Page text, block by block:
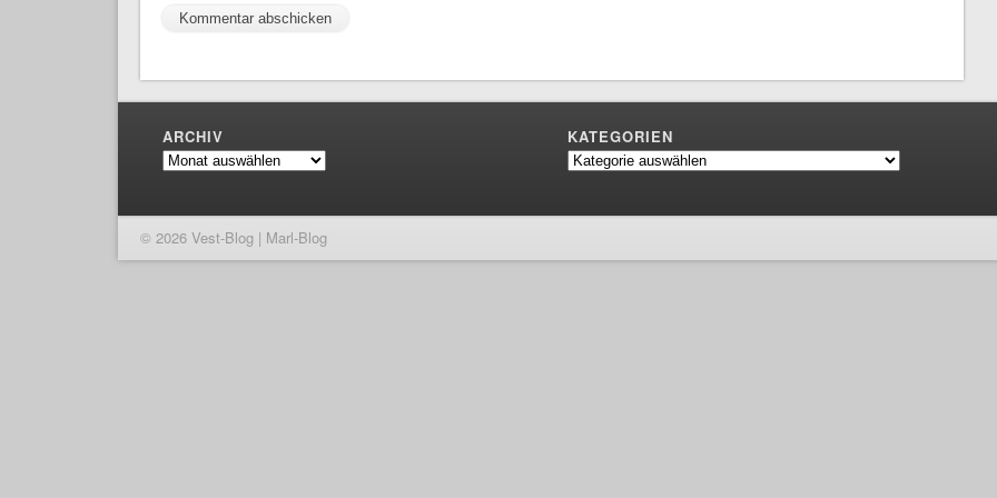
ARCHIV
Archiv
KATEGORIEN
Kategorien
© 2026 Vest-Blog | Marl-Blog